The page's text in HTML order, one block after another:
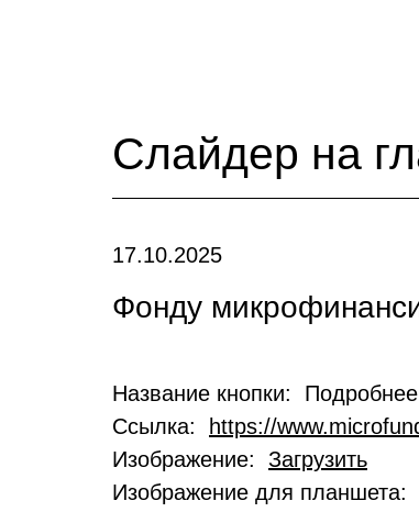
Слайдер на
17.10.2025
Фонду
Название кнопки: Подробнее
Ссылка:
https://
Изображение: Загрузить
Изображение для планшета: